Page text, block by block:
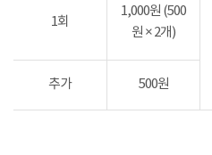
1회
1,000원 (500
원 × 2개)
추가 500원